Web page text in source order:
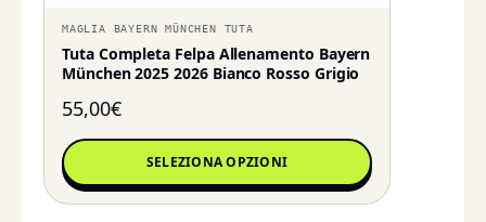
MAGLIA BAYERN MÜNCHEN TUTA
Tuta Completa Felpa Allenamento Bayern
München 2025 2026 Bianco Rosso Grigio
55,00€
SELEZIONA OPZIONI